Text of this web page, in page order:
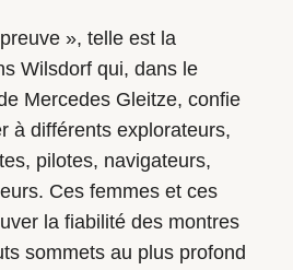
», telle est la
Wilsdorf qui, dans le
Mercedes Gleitze, confie
à différents explorateurs,
pilotes, navigateurs,
Ces femmes et ces
la fiabilité des montres
sommets au plus profond